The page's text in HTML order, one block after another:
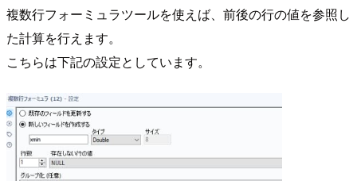
複数行フォーミュラツールを使えば、前後の行の値を参照し
た計算を行えます。
こちらは下記の設定としています。